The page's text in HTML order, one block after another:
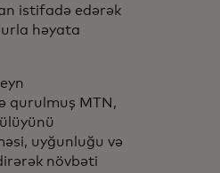
istifadə edərək
həyata
qurulmuş MTN,
uyğunluğu və
növbəti